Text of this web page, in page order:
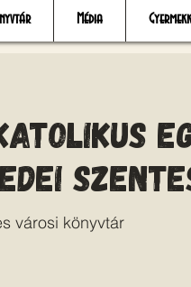
Média
városi könyvtár